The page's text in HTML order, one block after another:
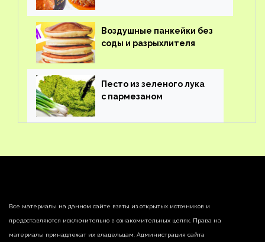
Воздушные панкейки без
соды и разрыхлителя
Песто из зеленого лука
с пармезаном
Все материалы на данном сайте взяты из открытых источников и
предоставляются исключительно в ознакомительных целях. Права на
материалы принадлежат их владельцам. Администрация сайта